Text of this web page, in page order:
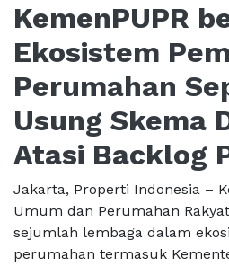
KemenPUPR
Ekosistem
Perumahan
Usung Skema
Atasi Backlog
Jakarta, Properti Indonesia –
Umum dan Perumahan
sejumlah lembaga dalam
perumahan termasuk